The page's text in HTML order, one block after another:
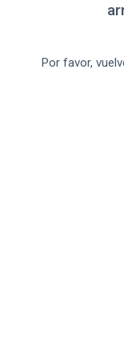
Por favor,